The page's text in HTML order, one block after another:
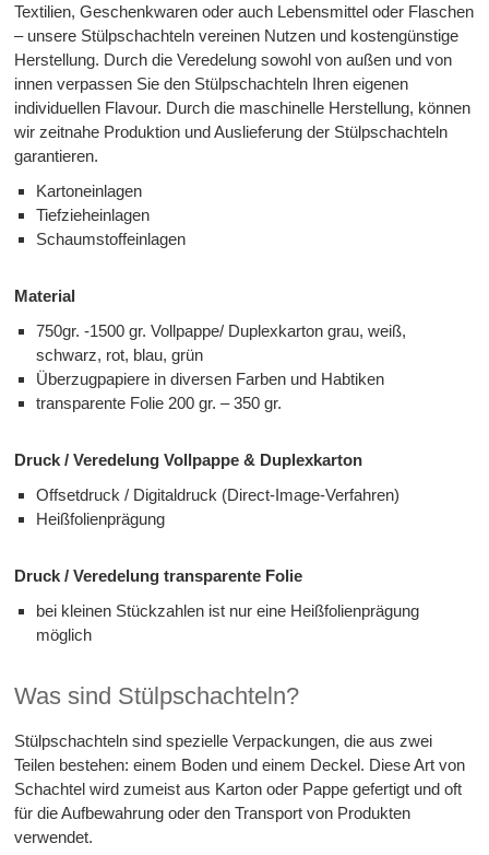
Textilien, Geschenkwaren oder auch Lebensmittel oder Flaschen
– unsere Stülpschachteln vereinen Nutzen und kostengünstige
Herstellung. Durch die Veredelung sowohl von außen und von
innen verpassen Sie den Stülpschachteln Ihren eigenen
individuellen Flavour. Durch die maschinelle Herstellung, können
wir zeitnahe Produktion und Auslieferung der Stülpschachteln
garantieren.
Kartoneinlagen
Tiefzieheinlagen
Schaumstoffeinlagen
Material
750gr. -1500 gr. Vollpappe/ Duplexkarton grau, weiß,
schwarz, rot, blau, grün
Überzugpapiere in diversen Farben und Habtiken
transparente Folie 200 gr. – 350 gr.
Druck / Veredelung Vollpappe & Duplexkarton
Offsetdruck / Digitaldruck (Direct-Image-Verfahren)
Heißfolienprägung
Druck / Veredelung transparente Folie
bei kleinen Stückzahlen ist nur eine Heißfolienprägung
möglich
Was sind Stülpschachteln?
Stülpschachteln sind spezielle Verpackungen, die aus zwei
Teilen bestehen: einem Boden und einem Deckel. Diese Art von
Schachtel wird zumeist aus Karton oder Pappe gefertigt und oft
für die Aufbewahrung oder den Transport von Produkten
verwendet.